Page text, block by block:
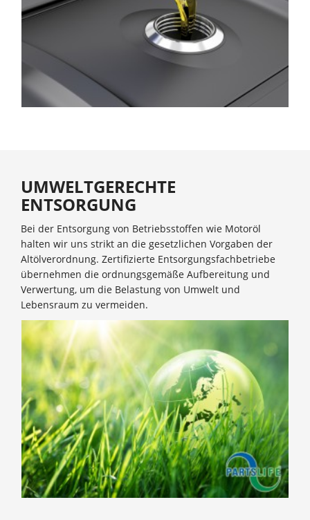
UMWELTGERECHTE
ENTSORGUNG
Bei der Entsorgung von Betriebsstoffen wie Motoröl
halten wir uns strikt an die gesetzlichen Vorgaben der
Altölverordnung. Zertifizierte Entsorgungsfachbetriebe
übernehmen die ordnungsgemäße Aufbereitung und
Verwertung, um die Belastung von Umwelt und
Lebensraum zu vermeiden.